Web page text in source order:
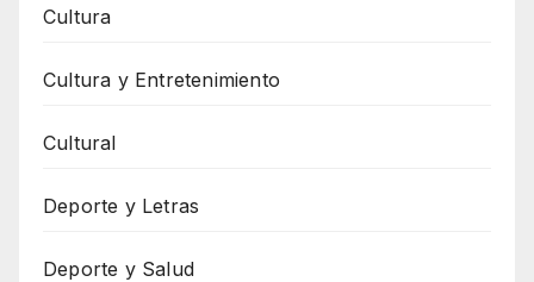
Cultura
Cultura y Entretenimiento
Cultural
Deporte y Letras
Deporte y Salud